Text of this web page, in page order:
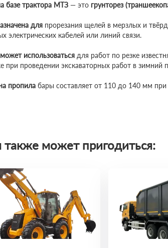
базе трактора МТЗ — это грунторез
для прорезания щелей в мерзлых и
электрических кабелей или линий связи.
использоваться для работ по резке
при проведении экскаваторных работ в зимний
пропила бары составляет от 110 до 140 мм
также может пригодиться: